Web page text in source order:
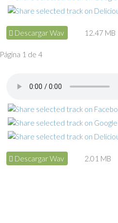
Descargar Wav 12.47 MB
Descargar Wav 2.01 MB
Página 1 de 4